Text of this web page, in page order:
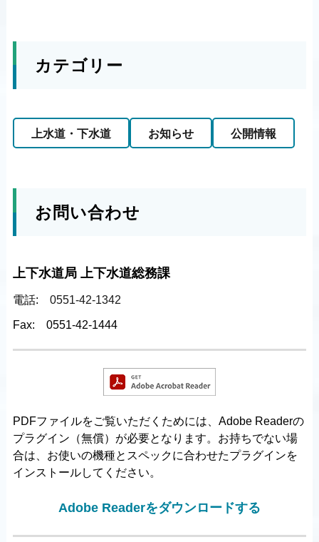
カテゴリー
上水道・下水道 お知らせ 公開情報
お問い合わせ
上下水道局 上下水道総務課
電話: 0551-42-1342
Fax: 0551-42-1444
PDFファイルをご覧いただくためには、Adobe Readerの
プラグイン（無償）が必要となります。お持ちでない場
合は、お使いの機種とスペックに合わせたプラグインを
インストールしてください。
Adobe Readerをダウンロードする